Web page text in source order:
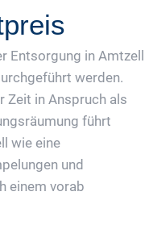
Entsorgung in Amtzell
werden.
Zeit in Anspruch als
führt
wie eine
und
einem vorab